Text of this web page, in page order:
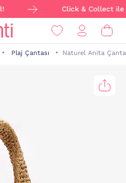
Click & Collect ile
Plaj Çantası Naturel Anita Çanta